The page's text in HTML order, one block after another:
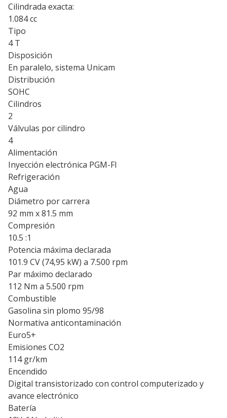
Cilindrada exacta:
1.084 cc
Tipo
4 T
Disposición
En paralelo, sistema Unicam
Distribución
SOHC
Cilindros
2
Válvulas por cilindro
4
Alimentación
Inyección electrónica PGM-FI
Refrigeración
Agua
Diámetro por carrera
92 mm x 81.5 mm
Compresión
10.5 :1
Potencia máxima declarada
101.9 CV (74,95 kW) a 7.500 rpm
Par máximo declarado
112 Nm a 5.500 rpm
Combustible
Gasolina sin plomo 95/98
Normativa anticontaminación
Euro5+
Emisiones CO2
114 gr/km
Encendido
Digital transistorizado con control computerizado y
avance electrónico
Batería